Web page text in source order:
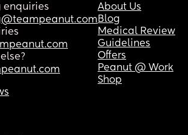
enquiries
About Us
Blog
Medical Review
Guidelines
Offers
Peanut @ Work
Shop